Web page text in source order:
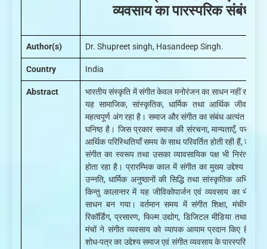
व्यवसाय का पारस्परिक संबंध
Author(s) Dr. Shupreet singh, Hasandeep Singh.
Country India
Abstract
भारतीय संस्कृति में संगीत केवल मनोरंजन का साधन नहीं रहा है,
यह सामाजिक, सांस्कृतिक, धार्मिक तथा आर्थिक जीवन
महत्वपूर्ण अंग रहा है। समाज और संगीत का संबंध अत्यंत
घनिष्ठ है। जिस प्रकार समाज की संरचना, मान्यताएँ, परम्पराएँ
आर्थिक परिस्थितियाँ समय के साथ परिवर्तित होती रही हैं, उसी
संगीत का स्वरूप तथा उसका व्यावसायिक पक्ष भी निरंतर
होता रहा है। प्रारम्भिक काल में संगीत का मुख्य उद्देश्य
उन्नति, धार्मिक अनुष्ठानों की सिद्धि तथा सांस्कृतिक
किन्तु कालान्तर में यह जीविकोपार्जन एवं व्यवसाय का भी
साधन बन गया। वर्तमान समय में संगीत शिक्षा, मंचीय
रिकॉर्डिंग, प्रसारण, फिल्म उद्योग, डिजिटल मीडिया तथा
मंचों ने संगीत व्यवसाय को व्यापक आयाम प्रदान किए हैं।
शोध-पत्र का उद्देश्य समाज एवं संगीत व्यवसाय के पारस्परिक